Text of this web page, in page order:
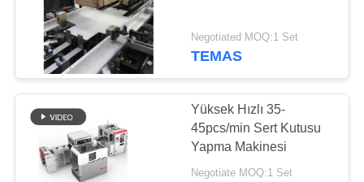
SITE
HARITASI
GIZLILIK
POLITIKASI
Negotiated MOQ:1 Set
TEMAS
Yüksek Hızlı 35-
45pcs/min Sert Kutusu
Yapma Makinesi
Negotiate MOQ:1 Set